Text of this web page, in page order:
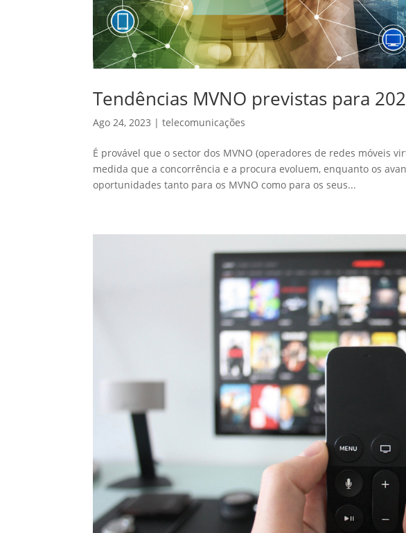
Tendências MVNO previstas para
Ago 24, 2023 |telecomunicações
É provável que o sector dos MVNO (operadores de redes móveis
medida que a concorrência e a procura evoluem, enquanto os
oportunidades tanto para os MVNO como para os seus...